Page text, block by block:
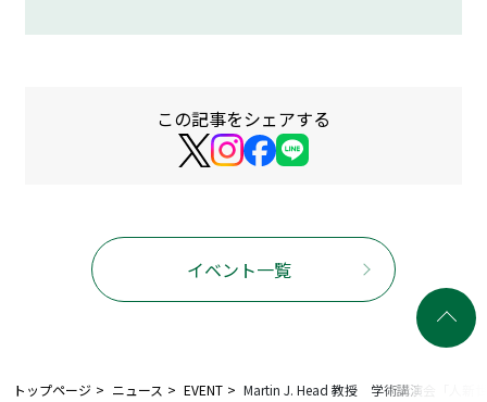
この記事をシェアする
イベント一覧
トップページ ニュース EVENT Martin J. Head 教授 学術講演会「人新